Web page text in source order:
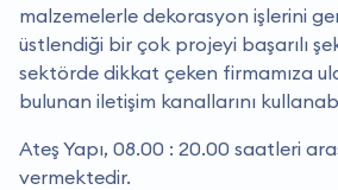
malzemelerle dekorasyon işlerini
üstlendiği bir çok projeyi başarılı
sektörde dikkat çeken firmamıza
bulunan iletişim kanallarını
Ateş Yapı, 08.00 : 20.00 saatleri
vermektedir.